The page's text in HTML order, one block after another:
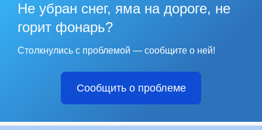
Не убран снег, яма на дороге, не
горит фонарь?
Столкнулись с проблемой — сообщите о ней!
Сообщить о проблеме